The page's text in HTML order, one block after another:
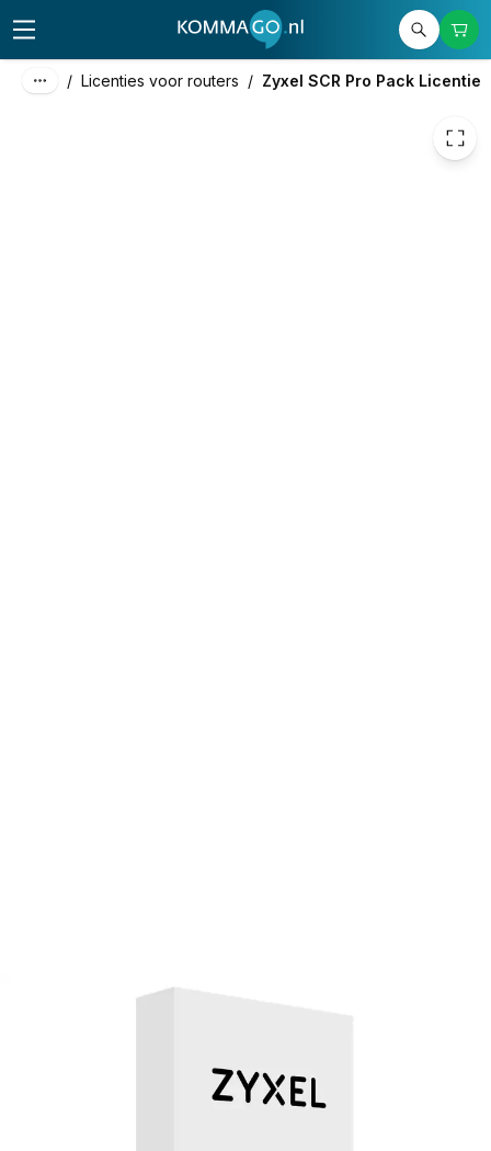
/ Licenties voor routers / Zyxel SCR Pro Pack Licentie
excl. btw